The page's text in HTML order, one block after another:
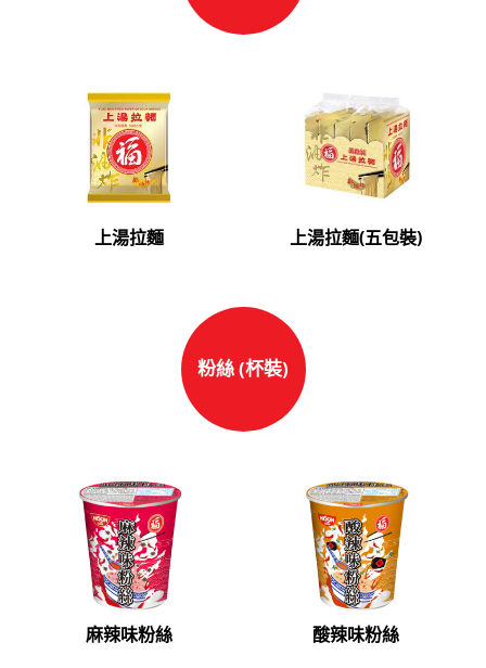
上湯拉麵 上湯拉麵(五包裝)
粉絲 (杯裝)
麻辣味粉絲 酸辣味粉絲